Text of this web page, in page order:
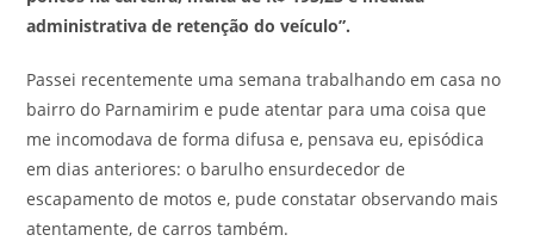
administrativa de retenção do veículo”.
Passei recentemente uma semana trabalhando em casa no
bairro do Parnamirim e pude atentar para uma coisa que
me incomodava de forma difusa e, pensava eu, episódica
em dias anteriores: o barulho ensurdecedor de
escapamento de motos e, pude constatar observando mais
atentamente, de carros também.